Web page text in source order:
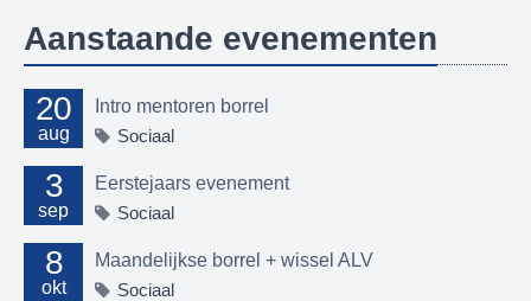
Aanstaande evenementen
20
aug
Intro mentoren borrel
Sociaal
3
sep
Eerstejaars evenement
Sociaal
8
okt
Maandelijkse borrel + wissel ALV
Sociaal